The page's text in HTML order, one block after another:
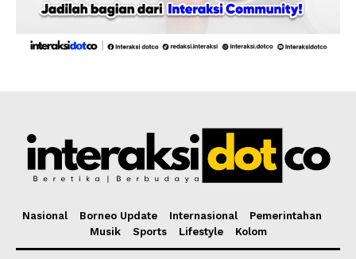
Nasional Borneo Update Internasional
Pemerintahan
Musik
Sports Lifestyle Kolom